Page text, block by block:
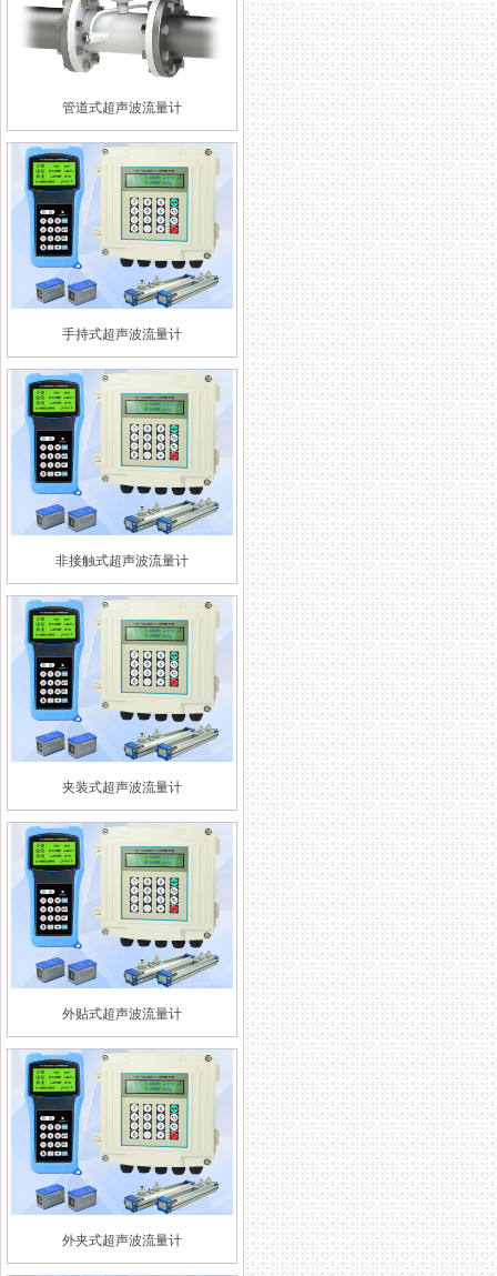
管道式超声波流量计
手持式超声波流量计
非接触式超声波流量计
夹装式超声波流量计
外贴式超声波流量计
外夹式超声波流量计